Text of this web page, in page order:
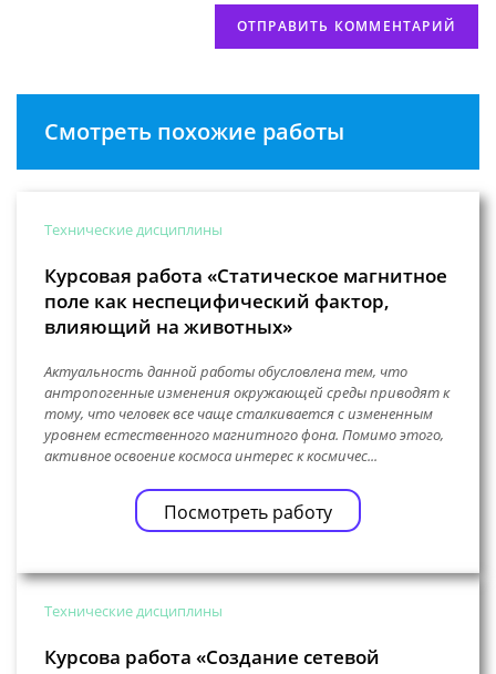
Смотреть похожие работы
Технические дисциплины
Курсовая работа «Статическое магнитное
поле как неспецифический фактор,
влияющий на животных»
Актуальность данной работы обусловлена тем, что
антропогенные изменения окружающей среды приводят к
тому, что человек все чаще сталкивается с измененным
уровнем естественного магнитного фона. Помимо этого,
активное освоение космоса интерес к космичес...
Посмотреть работу
Технические дисциплины
Курсова работа «Создание сетевой